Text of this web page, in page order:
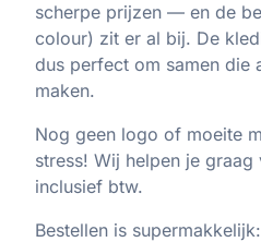
scherpe prijzen — en de
colour) zit er al bij. De
dus perfect om samen die
maken.
Nog geen logo of moeite
stress! Wij helpen je
inclusief btw.
Bestellen is